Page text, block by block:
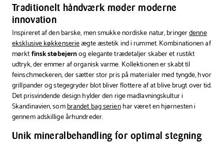
Traditionelt håndværk møder moderne
innovation
Inspireret af den barske, men smukke nordiske natur, bringerdenne
eksklusive køkkenserieægte æstetik ind i rummet. Kombinationen af
mørktfinsk støbejernog elegante trædetaljer skaber et rustikt
udtryk, der emmer af organisk varme. Kollektionen er skabt til
feinschmeckeren, der sætter stor pris på materialer med tyngde, hvor
grillpander og stegegryder blot bliver flottere af at blive brugt over tid.
Det prisvindende design hylder den rige madlavningskultur i
Skandinavien, sombrandet bag serienhar været en hjørnesten i
gennem adskillige århundreder.
Unik mineralbehandling for optimal stegning